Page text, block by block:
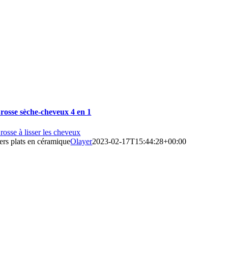
sèche-cheveux 4 en 1
à lisser les cheveux
plats en céramiqueOlayer2023-02-17T15:44:28+00:00